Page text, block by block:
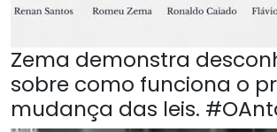
Zema demonstra
sobre como funciona o
mudança das leis.